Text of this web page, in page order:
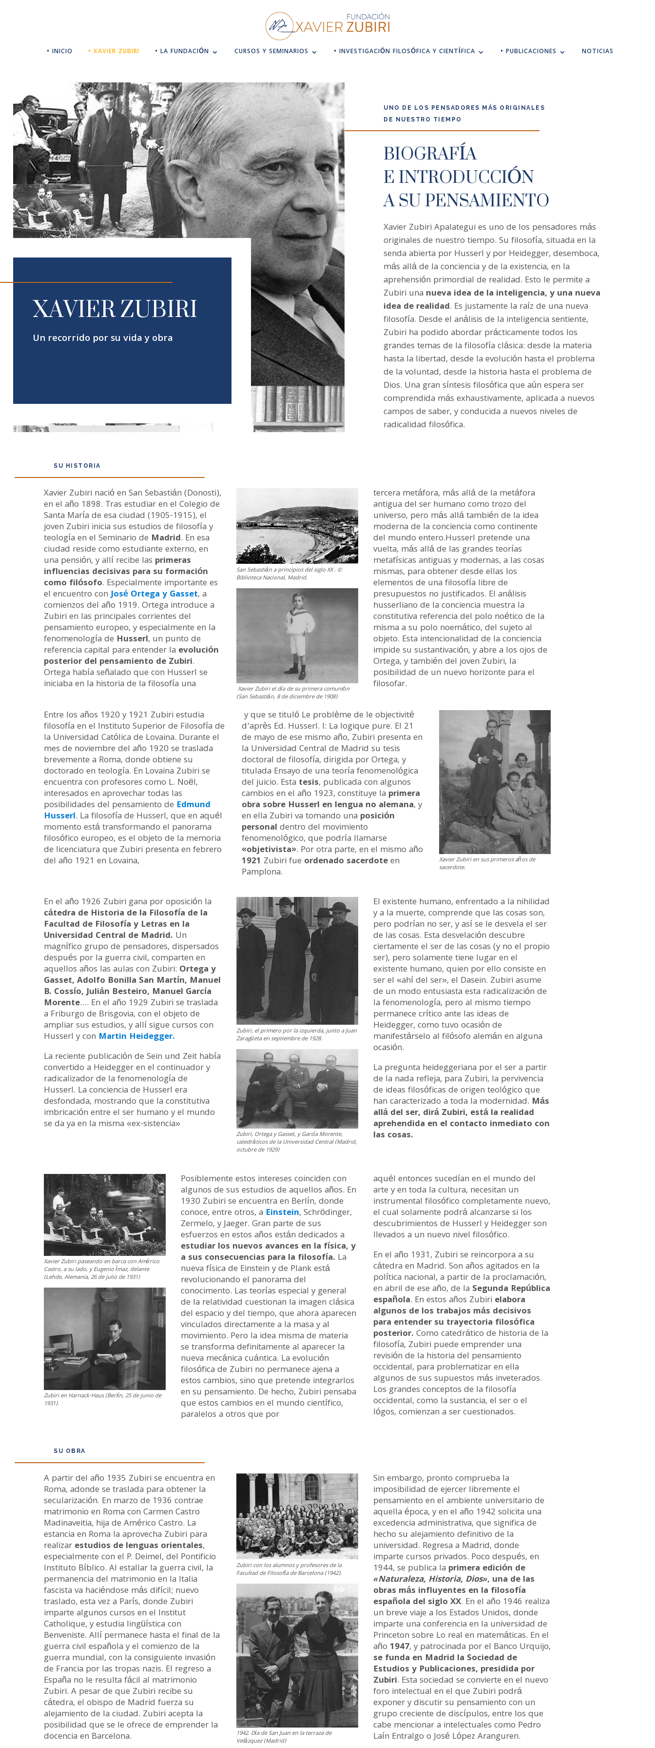
• INICIO • XAVIER ZUBIRI • LA FUNDACIÓN CURSOS Y SEMINARIOS • INVESTIGACIÓN FILOSÓFICA Y CIENTÍFICA • PUBLICACIONES NOTICIAS
XAVIER ZUBIRI
Un recorrido por su vida y obra
UNO DE LOS PENSADORES MÁS ORIGINALES
DE NUESTRO TIEMPO
BIOGRAFÍA
E INTRODUCCIÓN
A SU PENSAMIENTO
Xavier Zubiri Apalategui es uno de los pensadores más
originales de nuestro tiempo. Su filosofía, situada en la
senda abierta por Husserl y por Heidegger, desemboca,
más allá de la conciencia y de la existencia, en la
aprehensión primordial de realidad. Esto le permite a
Zubiri una nueva idea de la inteligencia, y una nueva
idea de realidad. Es justamente la raíz de una nueva
filosofía. Desde el análisis de la inteligencia sentiente,
Zubiri ha podido abordar prácticamente todos los
grandes temas de la filosofía clásica: desde la materia
hasta la libertad, desde la evolución hasta el problema
de la voluntad, desde la historia hasta el problema de
Dios. Una gran síntesis filosófica que aún espera ser
comprendida más exhaustivamente, aplicada a nuevos
campos de saber, y conducida a nuevos niveles de
radicalidad filosófica.
SU HISTORIA
Xavier Zubiri nació en San Sebastián (Donosti),
en el año 1898. Tras estudiar en el Colegio de
Santa María de esa ciudad (1905-1915), el
joven Zubiri inicia sus estudios de filosofía y
teología en el Seminario de Madrid. En esa
ciudad reside como estudiante externo, en
una pensión, y allí recibe las primeras
influencias decisivas para su formación
como filósofo. Especialmente importante es
el encuentro conJosé Ortega y Gasset, a
comienzos del año 1919. Ortega introduce a
Zubiri en las principales corrientes del
pensamiento europeo, y especialmente en la
fenomenología de Husserl, un punto de
referencia capital para entender la evolución
posterior del pensamiento de Zubiri.
Ortega había señalado que con Husserl se
iniciaba en la historia de la filosofía una
San Sebastián a principios del siglo XX . ©
Biblioteca Nacional, Madrid.
Xavier Zubiri el día de su primera comunión
(San Sebastián, 8 de diciembre de 1908)
tercera metáfora, más allá de la metáfora
antigua del ser humano como trozo del
universo, pero más allá también de la idea
moderna de la conciencia como continente
del mundo entero.Husserl pretende una
vuelta, más allá de las grandes teorías
metafísicas antiguas y modernas, a las cosas
mismas, para obtener desde ellas los
elementos de una filosofía libre de
presupuestos no justificados. El análisis
husserliano de la conciencia muestra la
constitutiva referencia del polo noético de la
misma a su polo noemático, del sujeto al
objeto. Esta intencionalidad de la conciencia
impide su sustantivación, y abre a los ojos de
Ortega, y también del joven Zubiri, la
posibilidad de un nuevo horizonte para el
filosofar.
Entre los años 1920 y 1921 Zubiri estudia
filosofía en el Instituto Superior de Filosofía de
la Universidad Católica de Lovaina. Durante el
mes de noviembre del año 1920 se traslada
brevemente a Roma, donde obtiene su
doctorado en teología. En Lovaina Zubiri se
encuentra con profesores como L. Noël,
interesados en aprovechar todas las
posibilidades del pensamiento de Edmund
Husserl. La filosofía de Husserl, que en aquél
momento está transformando el panorama
filosófico europeo, es el objeto de la memoria
de licenciatura que Zubiri presenta en febrero
del año 1921 en Lovaina,
y que se tituló Le problème de le objectivité
d’après Ed. Husserl. I: La logique pure. El 21
de mayo de ese mismo año, Zubiri presenta en
la Universidad Central de Madrid su tesis
doctoral de filosofía, dirigida por Ortega, y
titulada Ensayo de una teoría fenomenológica
del juicio. Esta tesis, publicada con algunos
cambios en el año 1923, constituye la primera
obra sobre Husserl en lengua no alemana, y
en ella Zubiri va tomando una posición
personal dentro del movimiento
fenomenológico, que podría llamarse
«objetivista». Por otra parte, en el mismo año
1921 Zubiri fue ordenado sacerdoteen
Pamplona.
Xavier Zubiri en sus primeros años de
sacerdote.
En el año 1926 Zubiri gana por oposición la
cátedra de Historia de la Filosofía de la
Facultad de Filosofía y Letras en la
Universidad Central de Madrid. Un
magnífico grupo de pensadores, dispersados
después por la guerra civil, comparten en
aquellos años las aulas con Zubiri: Ortega y
Gasset, Adolfo Bonilla San Martín, Manuel
B. Cossío, Julián Besteiro, Manuel García
Morente…. En el año 1929 Zubiri se traslada
a Friburgo de Brisgovia, con el objeto de
ampliar sus estudios, y allí sigue cursos con
Husserl y con Martin Heidegger.
La reciente publicación de Sein und Zeit había
convertido a Heidegger en el continuador y
radicalizador de la fenomenología de
Husserl. La conciencia de Husserl era
desfondada, mostrando que la constitutiva
imbricación entre el ser humano y el mundo
se da ya en la misma «ex-sistencia»
Zubiri, el primero por la izquierda, junto a Juan
Zaragüeta en septiembre de 1928.
Zubiri, Ortega y Gasset, y García Morente,
catedráticos de la Universidad Central (Madrid,
octubre de 1929)
El existente humano, enfrentado a la nihilidad
y a la muerte, comprende que las cosas son,
pero podrían no ser, y así se le desvela el ser
de las cosas. Esta desvelación descubre
ciertamente el ser de las cosas (y no el propio
ser), pero solamente tiene lugar en el
existente humano, quien por ello consiste en
ser el «ahí del ser», el Dasein. Zubiri asume
de un modo entusiasta esta radicalización de
la fenomenología, pero al mismo tiempo
permanece crítico ante las ideas de
Heidegger, como tuvo ocasión de
manifestárselo al filósofo alemán en alguna
ocasión.
La pregunta heideggeriana por el ser a partir
de la nada refleja, para Zubiri, la pervivencia
de ideas filosóficas de origen teológico que
han caracterizado a toda la modernidad. Más
allá del ser, dirá Zubiri, está la realidad
aprehendida en el contacto inmediato con
las cosas.
Xavier Zubiri paseando en barca con Américo
Castro, a su lado, y Eugenio Ímaz, delante
(Lehde, Alemania, 26 de julio de 1931)
Zubiri en Harnack-Haus (Berlín, 25 de junio de
1931).
Posiblemente estos intereses coinciden con
algunos de sus estudios de aquellos años. En
1930 Zubiri se encuentra en Berlín, donde
conoce, entre otros, a Einstein, Schrödinger,
Zermelo, y Jaeger. Gran parte de sus
esfuerzos en estos años están dedicados a
estudiar los nuevos avances en la física, y
a sus consecuencias para la filosofía. La
nueva física de Einstein y de Plank está
revolucionando el panorama del
conocimento. Las teorías especial y general
de la relatividad cuestionan la imagen clásica
del espacio y del tiempo, que ahora aparecen
vinculados directamente a la masa y al
movimiento. Pero la idea misma de materia
se transforma definitamente al aparecer la
nueva mecánica cuántica. La evolución
filosófica de Zubiri no permanece ajena a
estos cambios, sino que pretende integrarlos
en su pensamiento. De hecho, Zubiri pensaba
que estos cambios en el mundo científico,
paralelos a otros que por
aquél entonces sucedían en el mundo del
arte y en toda la cultura, necesitan un
instrumental filosófico completamente nuevo,
el cual solamente podrá alcanzarse si los
descubrimientos de Husserl y Heidegger son
llevados a un nuevo nivel filosófico.
En el año 1931, Zubiri se reincorpora a su
cátedra en Madrid. Son años agitados en la
política nacional, a partir de la proclamación,
en abril de ese año, de la Segunda República
española. En estos años Zubiri elabora
algunos de los trabajos más decisivos
para entender su trayectoria filosófica
posterior. Como catedrático de historia de la
filosofía, Zubiri puede emprender una
revisión de la historia del pensamiento
occidental, para problematizar en ella
algunos de sus supuestos más inveterados.
Los grandes conceptos de la filosofía
occidental, como la sustancia, el ser o el
lógos, comienzan a ser cuestionados.
SU OBRA
A partir del año 1935 Zubiri se encuentra en
Roma, adonde se traslada para obtener la
secularización. En marzo de 1936 contrae
matrimonio en Roma con Carmen Castro
Madinaveitia, hija de Américo Castro. La
estancia en Roma la aprovecha Zubiri para
realizar estudios de lenguas orientales,
especialmente con el P. Deimel, del Pontificio
Instituto Bíblico. Al estallar la guerra civil, la
permanencia del matrimonio en la Italia
fascista va haciéndose más difícil; nuevo
traslado, esta vez a París, donde Zubiri
imparte algunos cursos en el Institut
Catholique, y estudia lingüística con
Benveniste. Allí permanece hasta el final de la
guerra civil española y el comienzo de la
guerra mundial, con la consiguiente invasión
de Francia por las tropas nazis. El regreso a
España no le resulta fácil al matrimonio
Zubiri. A pesar de que Zubiri recibe su
cátedra, el obispo de Madrid fuerza su
alejamiento de la ciudad. Zubiri acepta la
posibilidad que se le ofrece de emprender la
docencia en Barcelona.
Zubiri con los alumnos y profesores de la
Facultad de Filosofía de Barcelona (1942).
1942. Día de San Juan en la terraza de
Velázquez (Madrid)
Sin embargo, pronto comprueba la
imposibilidad de ejercer libremente el
pensamiento en el ambiente universitario de
aquella época, y en el año 1942 solicita una
excedencia administrativa, que significa de
hecho su alejamiento definitivo de la
universidad. Regresa a Madrid, donde
imparte cursos privados. Poco después, en
1944, se publica la primera edición de
«Naturaleza, Historia, Dios», una de las
obras más influyentes en la filosofía
española del siglo XX. En el año 1946 realiza
un breve viaje a los Estados Unidos, donde
imparte una conferencia en la universidad de
Princeton sobre Lo real en matemáticas. En el
año 1947, y patrocinada por el Banco Urquijo,
se funda en Madrid la Sociedad de
Estudios y Publicaciones, presidida por
Zubiri. Esta sociedad se convierte en el nuevo
foro intelectual en el que Zubiri podrá
exponer y discutir su pensamiento con un
grupo creciente de discípulos, entre los que
cabe mencionar a intelectuales como Pedro
Laín Entralgo o José López Aranguren.